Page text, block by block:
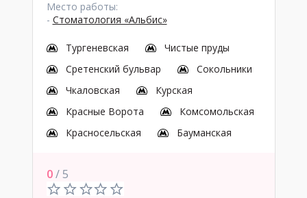
Место работы:
- Стоматология «Альбис»
Тургеневская
Чистые пруды
Сретенский бульвар
Сокольники
Чкаловская
Курская
Красные Ворота
Комсомольская
Красносельская
Бауманская
0/ 5